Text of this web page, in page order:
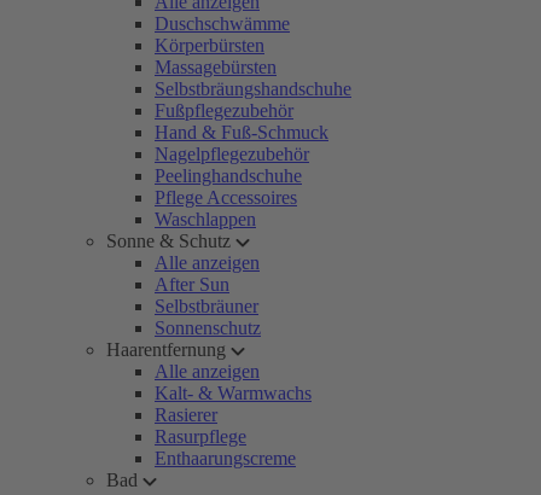
Duschschwämme
Körperbürsten
Massagebürsten
Selbstbräungshandschuhe
Fußpflegezubehör
Hand & Fuß-Schmuck
Nagelpflegezubehör
Peelinghandschuhe
Pflege Accessoires
Waschlappen
Sonne & Schutz
Alle anzeigen
After Sun
Selbstbräuner
Sonnenschutz
Haarentfernung
Alle anzeigen
Kalt- & Warmwachs
Rasierer
Rasurpflege
Enthaarungscreme
Bad